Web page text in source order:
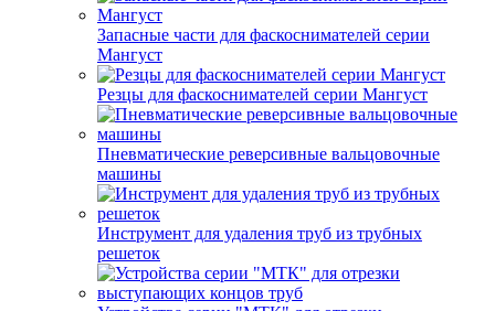
Запасные части для фаскоснимателей серии
Мангуст
Резцы для фаскоснимателей серии Мангуст
Пневматические реверсивные вальцовочные
машины
Инструмент для удаления труб из трубных
решеток